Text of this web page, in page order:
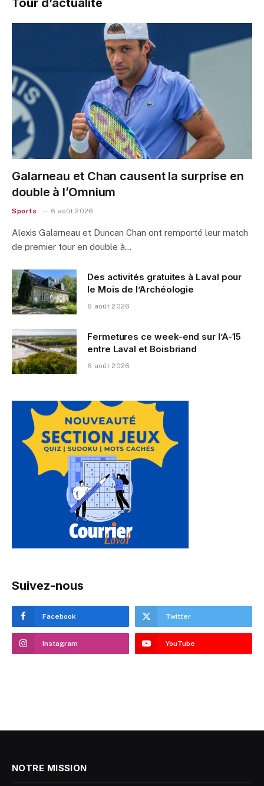
Tour d’actualité
Galarneau et Chan causent la surprise en
double à l’Omnium
Sports 6 août 2026
Alexis Galarneau et Duncan Chan ont remporté leur match
de premier tour en double à…
Des activités gratuites à Laval pour
le Mois de l’Archéologie
6 août 2026
Fermetures ce week-end sur l’A-15
entre Laval et Boisbriand
6 août 2026
Suivez-nous
Facebook Twitter
Instagram YouTube
NOTRE MISSION